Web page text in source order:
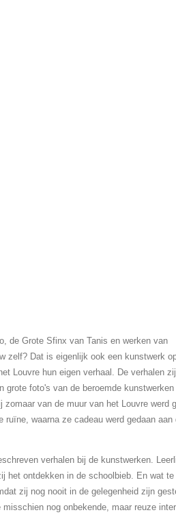
de Grote Sfinx van Tanis en werken van
zelf? Dat is eigenlijk ook een kunstwerk
Louvre hun eigen verhaal. De verhalen
grote foto's van de beroemde
van de muur van het Louvre werd
waarna ze cadeau werd gedaan aan
verhalen bij de kunstwerken.
het ontdekken in de schoolbieb. En wat te
zij nog nooit in de gelegenheid zijn
nog onbekende, maar reuze